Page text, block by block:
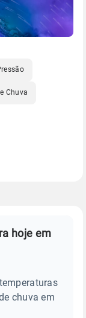
Chuva
hoje em
chuva em